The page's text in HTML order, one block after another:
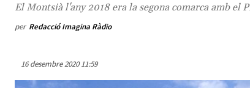
El Montsià l'any 2018 era la segona comarca amb el
per Redacció Imagina Ràdio
16 desembre 2020 11:59